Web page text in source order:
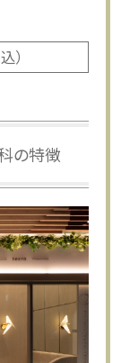
）
の特徴